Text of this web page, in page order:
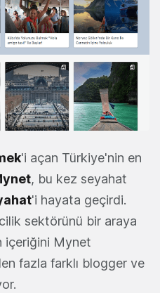
'i açan Türkiye'nin en
, bu kez seyahat
'i hayata geçirdi.
sektörünü bir araya
içeriğini Mynet
fazla farklı blogger ve